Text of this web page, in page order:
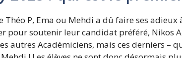
Théo P, Ema ou Mehdi a dû faire ses adieux
pour soutenir leur candidat préféré, Nikos
autres Académiciens, mais ces derniers –